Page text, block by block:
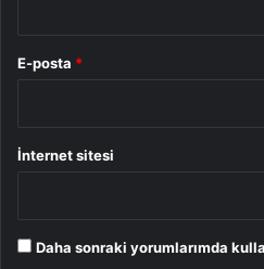
E-posta *
İnternet sitesi
Daha sonraki yorumlarımda